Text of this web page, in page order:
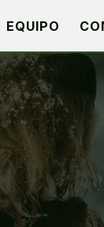
EQUIPO